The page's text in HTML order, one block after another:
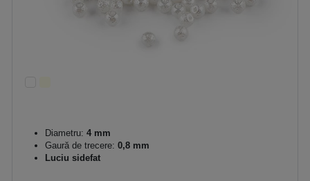
Diametru: 4 mm
Gaură de trecere: 0,8 mm
Luciu sidefat